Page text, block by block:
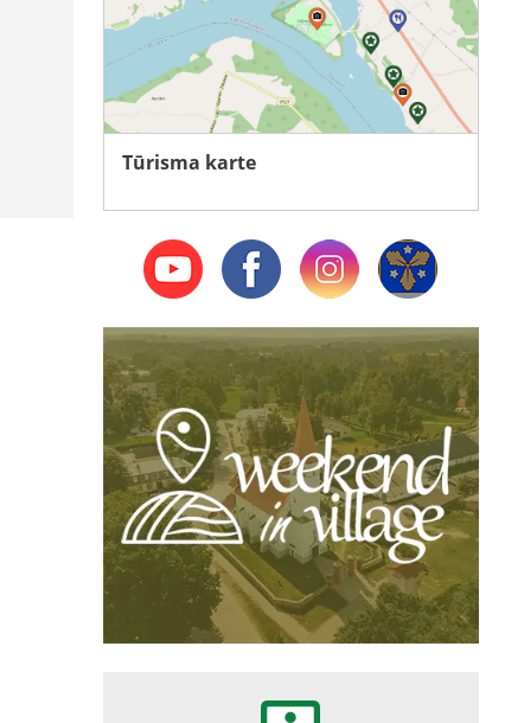
Tūrisma karte